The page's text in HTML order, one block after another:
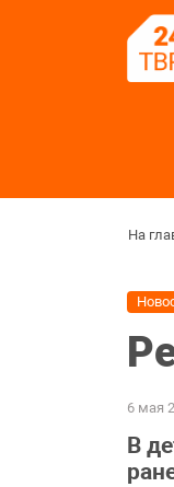
На
6 мая
В